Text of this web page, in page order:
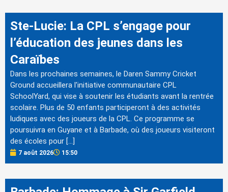
Ste-Lucie: La CPL s’engage pour
l’éducation des jeunes dans les
Caraïbes
Dans les prochaines semaines, le Daren Sammy Cricket
Ground accueillera l'initiative communautaire CPL
SchoolYard, qui vise à soutenir les étudiants avant la rentrée
scolaire. Plus de 50 enfants participeront à des activités
ludiques avec des joueurs de la CPL. Ce programme se
poursuivra en Guyane et à Barbade, où des joueurs visiteront
des écoles pour […]
7 août 2026 15:50